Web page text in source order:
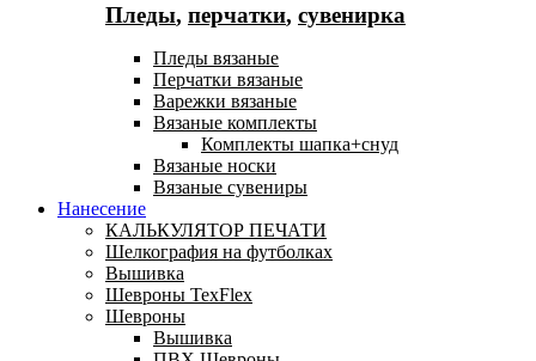
Пледы, перчатки, сувенирка
Пледы вязаные
Перчатки вязаные
Варежки вязаные
Вязаные комплекты
Комплекты шапка+снуд
Вязаные носки
Вязаные сувениры
Нанесение
КАЛЬКУЛЯТОР ПЕЧАТИ
Шелкография на футболках
Вышивка
Шевроны TexFlex
Шевроны
Вышивка